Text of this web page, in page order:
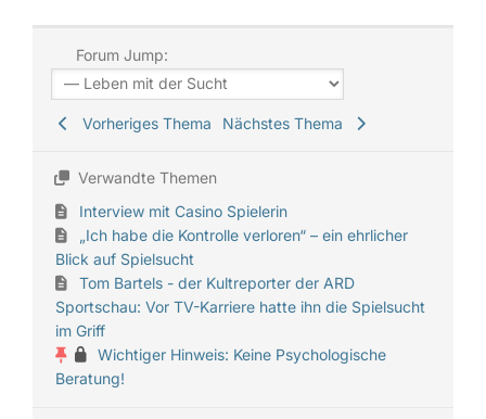
Forum Jump:
Vorheriges Thema Nächstes Thema
Verwandte Themen
Interview mit Casino Spielerin
„Ich habe die Kontrolle verloren“ – ein ehrlicher
Blick auf Spielsucht
Tom Bartels - der Kultreporter der ARD
Sportschau: Vor TV-Karriere hatte ihn die Spielsucht
im Griff
Wichtiger Hinweis: Keine Psychologische
Beratung!